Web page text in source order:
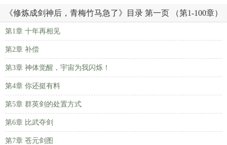
《修炼成剑神后，青梅竹马急了》目录 第一页 （第1-100章）
第1章 十年再相见
第2章 补偿
第3章 神体觉醒，宇宙为我闪烁！
第4章 你还挺有料
第5章 群英剑的处置方式
第6章 比武夺剑
第7章 苍元剑图